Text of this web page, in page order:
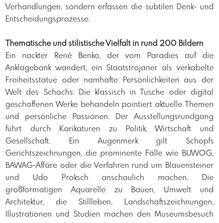
Verhandlungen, sondern erfassen die subtilen Denk- und
Entscheidungsprozesse.
Thematische und stilistische Vielfalt in rund 200 Bildern
Ein nackter René Benko, der vom Paradies auf die
Anklagebank wandert, ein Staatstrojaner als verkabelte
Freiheitsstatue oder namhafte Persönlichkeiten aus der
Welt des Schachs: Die klassisch in Tusche oder digital
geschaffenen Werke behandeln pointiert aktuelle Themen
und persönliche Passionen. Der Ausstellungsrundgang
führt durch Karikaturen zu Politik, Wirtschaft und
Gesellschaft. Ein Augenmerk gilt Schopfs
Gerichtszeichnungen, die prominente Fälle wie BUWOG,
BAWAG-Affäre oder die Verfahren rund um Blauensteiner
und Udo Proksch anschaulich machen. Die
großformatigen Aquarelle zu Bauen, Umwelt und
Architektur, die Stillleben, Landschaftszeichnungen,
Illustrationen und Studien machen den Museumsbesuch